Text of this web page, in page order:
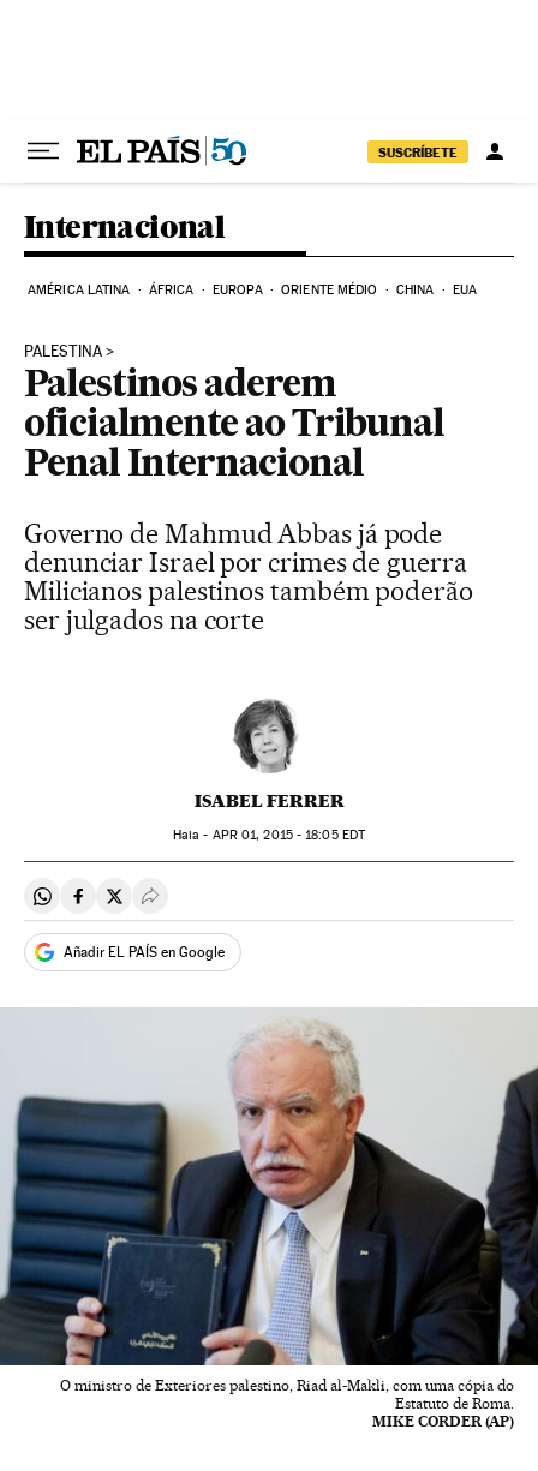
SUSCRÍBETE
Internacional
AMÉRICA LATINA ÁFRICA EUROPA ORIENTE MÉDIO CHINA EUA
PALESTINA
Palestinos aderem
oficialmente ao Tribunal
Penal Internacional
Governo de Mahmud Abbas já pode
denunciar Israel por crimes de guerra
Milicianos palestinos também poderão
ser julgados na corte
ISABEL FERRER
Haia - APR01, 2015 - 18:05EDT
Compartir en Whatsapp
Compartir en Facebook
Compartir en Twitter
Desplegar Redes Sociales
Añadir EL PAÍS en Google
O ministro de Exteriores palestino, Riad al-Makli, com uma cópia do
Estatuto de Roma.
MIKE CORDER (AP)